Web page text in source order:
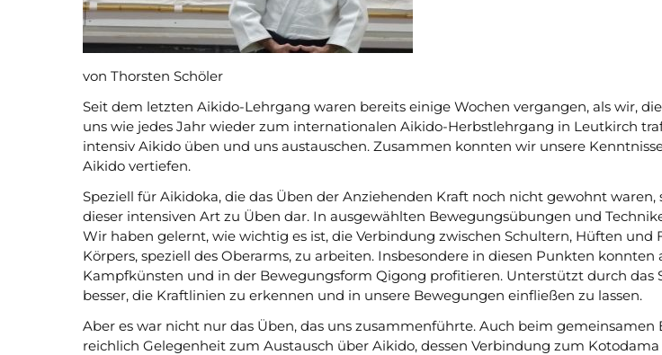
von Thorsten Schöler
Seit dem letzten Aikido-Lehrgang waren bereits einige Wochen vergangen, als wir,
uns wie jedes Jahr wieder zum internationalen Aikido-Herbstlehrgang in Leutkirch
intensiv Aikido üben und uns austauschen. Zusammen konnten wir unsere
Aikido vertiefen.
Speziell für Aikidoka, die das Üben der Anziehenden Kraft noch nicht gewohnt
dieser intensiven Art zu Üben dar. In ausgewählten Bewegungsübungen und
Wir haben gelernt, wie wichtig es ist, die Verbindung zwischen Schultern, Hüften
Körpers, speziell des Oberarms, zu arbeiten. Insbesondere in diesen Punkten
Kampfkünsten und in der Bewegungsform Qigong profitieren. Unterstützt durch
besser, die Kraftlinien zu erkennen und in unsere Bewegungen einfließen zu lassen.
Aber es war nicht nur das Üben, das uns zusammenführte. Auch beim
reichlich Gelegenheit zum Austausch über Aikido, dessen Verbindung zum